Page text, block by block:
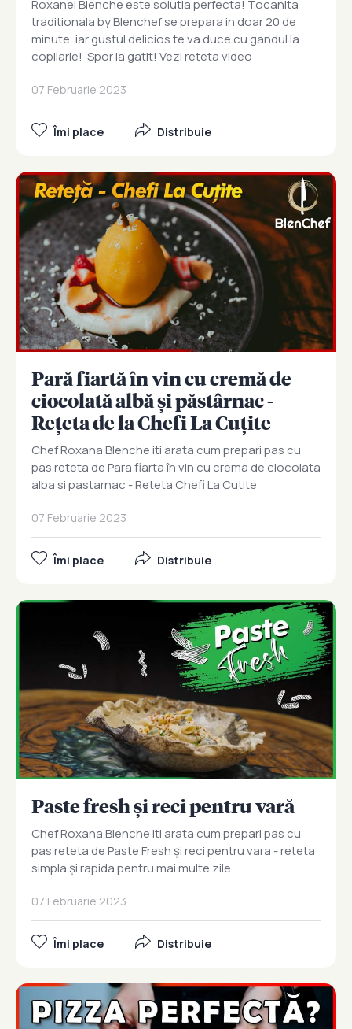
Roxanei Blenche este solutia perfecta! Tocanita
traditionala by Blenchef se prepara in doar 20 de
minute, iar gustul delicios te va duce cu gandul la
copilarie! Spor la gatit! Vezi reteta video
07 Februarie 2023
Îmi place Distribuie
Pară fiartă în vin cu cremă de
ciocolată albă și păstârnac -
Rețeta de la Chefi La Cuțite
Chef Roxana Blenche iti arata cum prepari pas cu
pas reteta de Para fiarta în vin cu crema de ciocolata
alba si pastarnac - Reteta Chefi La Cutite
07 Februarie 2023
Îmi place Distribuie
Paste fresh și reci pentru vară
Chef Roxana Blenche iti arata cum prepari pas cu
pas reteta de Paste Fresh și reci pentru vara - reteta
simpla și rapida pentru mai multe zile
07 Februarie 2023
Îmi place Distribuie